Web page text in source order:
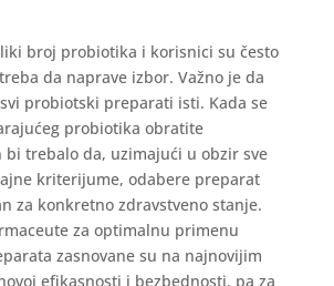
broj probiotika i korisnici su često
da naprave izbor. Važno je da
probiotski preparati isti. Kada se
probiotika obratite
bi trebalo da, uzimajući u obzir sve
kriterijume, odabere preparat
za konkretno zdravstveno stanje.
za optimalnu primenu
zasnovane su na najnovijim
efikasnosti i bezbednosti, pa za